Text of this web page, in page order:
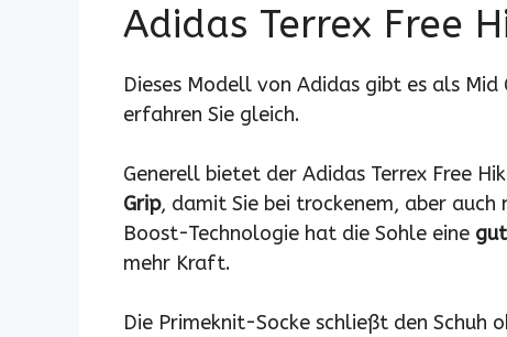
Adidas Terrex Free
Dieses Modell von Adidas gibt es als
erfahren Sie gleich.
Generell bietet der Adidas Terrex Free
Grip, damit Sie bei trockenem, aber auch
Boost-Technologie hat die Sohle eine
mehr Kraft.
Die Primeknit-Socke schließt den Schuh